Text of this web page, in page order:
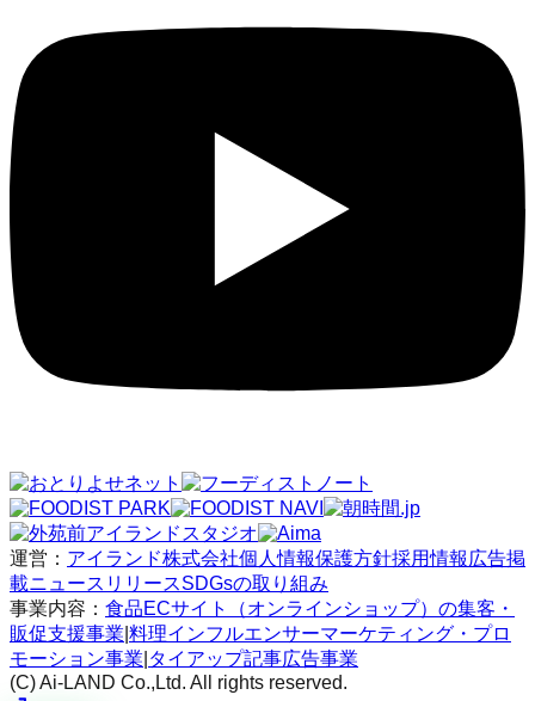
運営： アイランド株式会社個人情報保護方針採用情報 広告掲
載ニュースリリースSDGsの取り組み
事業内容： 食品ECサイト（オンラインショップ）の集客・
販促支援事業 料理インフルエンサーマーケティング・プロ
モーション事業 タイアップ記事広告事業
(C) Ai-LAND Co.,Ltd. All rights reserved.